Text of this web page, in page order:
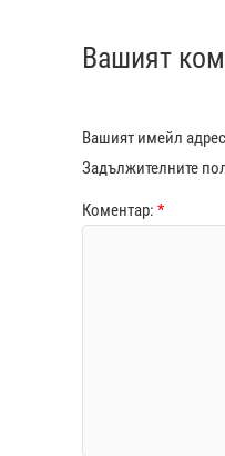
Вашият
Вашият имейл
Задължителните
Коментар: *